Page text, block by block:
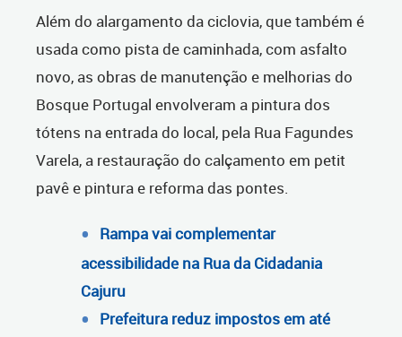
Além do alargamento da ciclovia, que também é
usada como pista de caminhada, com asfalto
novo, as obras de manutenção e melhorias do
Bosque Portugal envolveram a pintura dos
tótens na entrada do local, pela Rua Fagundes
Varela, a restauração do calçamento em petit
pavê e pintura e reforma das pontes.
Rampa vai complementar
acessibilidade na Rua da Cidadania
Cajuru
Prefeitura reduz impostos em até